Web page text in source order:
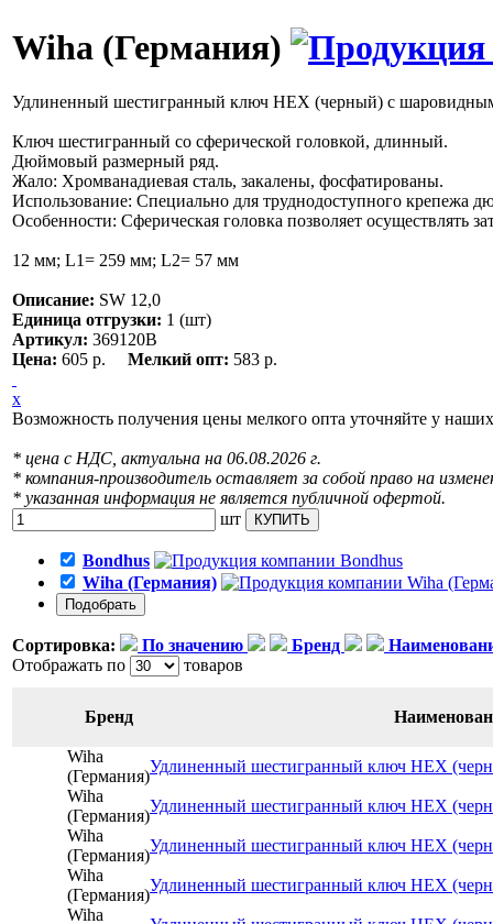
Wiha (Германия)
Удлиненный шестигранный ключ НЕХ (черный) с
Ключ шестигранный со сферической головкой, длинный.
Дюймовый размерный ряд.
Жало: Хромванадиевая сталь, закалены, фосфатированы.
Использование: Специально для труднодоступного крепежа
Особенности: Сферическая головка позволяет осуществлять
12 мм; L1= 259 мм; L2= 57 мм
Описание: SW 12,0
Единица отгрузки: 1 (шт)
Артикул: 369120В
Цена: 605 р. Мелкий опт: 583 р.
x
Возможность получения цены мелкого опта уточняйте у
* цена с НДС, актуальна на 06.08.2026 г.
* компания-производитель оставляет за собой право на
* указанная информация не является публичной офертой.
шт
КУПИТЬ
Bondhus
Wiha (Германия)
Сортировка: По значению Бренд
Отображать по
товаров
Бренд
Wiha
(Германия)
Удлиненный шестигранный ключ НЕХ
Wiha
(Германия)
Удлиненный шестигранный ключ НЕХ
Wiha
(Германия)
Удлиненный шестигранный ключ НЕХ
Wiha
(Германия)
Удлиненный шестигранный ключ НЕХ
Wiha